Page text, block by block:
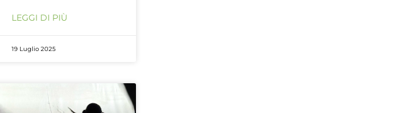
LEGGI DI PIÙ
19 Luglio 2025